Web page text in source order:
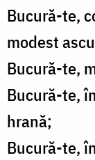
Bucură-te,
modest
Bucură-te,
Bucură-te,
hrană;
Bucură-te,